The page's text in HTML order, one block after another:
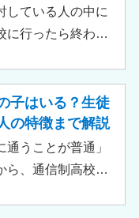
カウンセラーによ
ど手厚い支援が
事では、サポート
高校との違い、メ
トについて解説し
している人の中に
に行ったら終わ
ではないでしょう
と、通信制高校に
て「人生終了」で
ん。通信制高校で
子はいる？生徒
の特徴まで解説
通うことが普通」
ら、通信制高校へ